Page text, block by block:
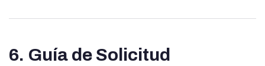
6. Guía de Solicitud